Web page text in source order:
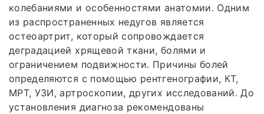
колебаниями и особенностями анатомии. Одним
из распространенных недугов является
остеоартрит, который сопровождается
деградацией хрящевой ткани, болями и
ограничением подвижности. Причины болей
определяются с помощью рентгенографии, КТ,
МРТ, УЗИ, артроскопии, других исследований. До
установления диагноза рекомендованы